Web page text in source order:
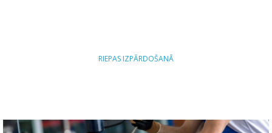
RIEPAS IZPĀRDOŠANĀ